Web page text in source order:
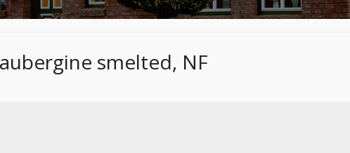
smelted, NF